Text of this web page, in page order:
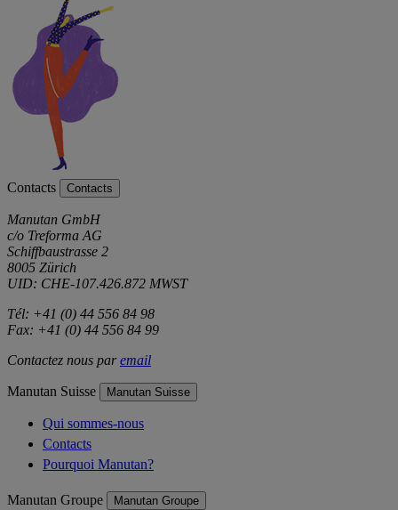
Contacts Contacts
Manutan GmbH
c/o Treforma AG
Schiffbaustrasse 2
8005 Zürich
UID: CHE-107.426.872 MWST
Tél: +41 (0) 44 556 84 98
Fax: +41 (0) 44 556 84 99
Contactez nous paremail
Manutan Suisse Manutan Suisse
Qui sommes-nous
Contacts
Pourquoi Manutan?
Manutan Groupe Manutan Groupe